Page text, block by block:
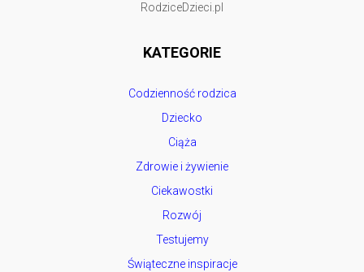
RodziceDzieci.pl
KATEGORIE
Codzienność rodzica
Dziecko
Ciąża
Zdrowie i żywienie
Ciekawostki
Rozwój
Testujemy
Świąteczne inspiracje